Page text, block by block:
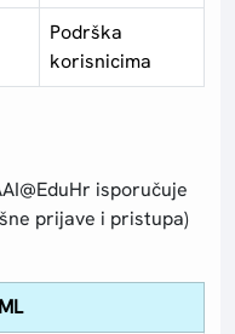
Podrška
korisnicima
isporučuje
prijave i pristupa)